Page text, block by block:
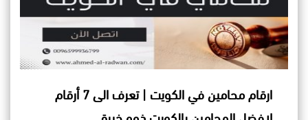
ارقام محامين في الكويت | تعرف الى 7 أرقام